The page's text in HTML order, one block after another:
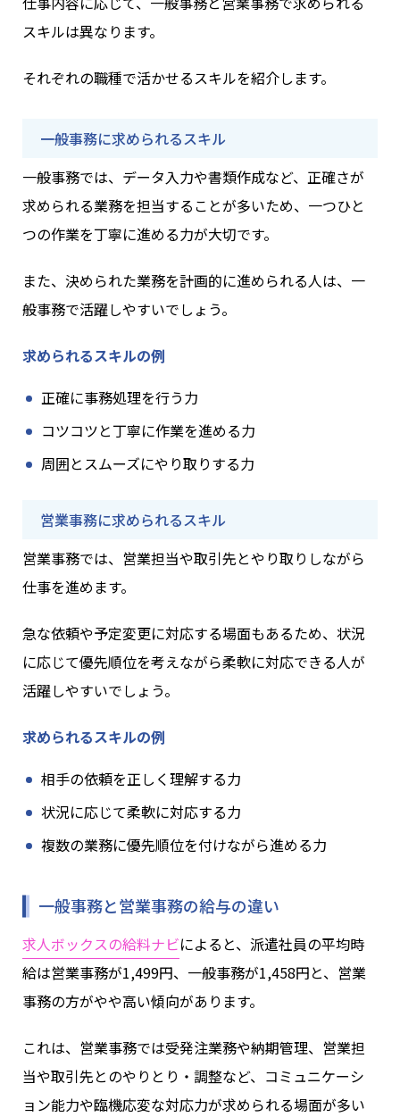
スキルは異なります。
それぞれの職種で活かせるスキルを紹介します。
一般事務に求められるスキル
一般事務では、データ入力や書類作成など、正確さが
求められる業務を担当することが多いため、一つひと
つの作業を丁寧に進める力が大切です。
また、決められた業務を計画的に進められる人は、一
般事務で活躍しやすいでしょう。
求められるスキルの例
正確に事務処理を行う力
コツコツと丁寧に作業を進める力
周囲とスムーズにやり取りする力
営業事務に求められるスキル
営業事務では、営業担当や取引先とやり取りしながら
仕事を進めます。
急な依頼や予定変更に対応する場面もあるため、状況
に応じて優先順位を考えながら柔軟に対応できる人が
活躍しやすいでしょう。
求められるスキルの例
相手の依頼を正しく理解する力
状況に応じて柔軟に対応する力
複数の業務に優先順位を付けながら進める力
一般事務と営業事務の給与の違い
求人ボックスの給料ナビによると、派遣社員の平均時
給は営業事務が1,499円、一般事務が1,458円と、営業
事務の方がやや高い傾向があります。
これは、営業事務では受発注業務や納期管理、営業担
当や取引先とのやりとり・調整など、コミュニケーシ
ョン能力や臨機応変な対応力が求められる場面が多い